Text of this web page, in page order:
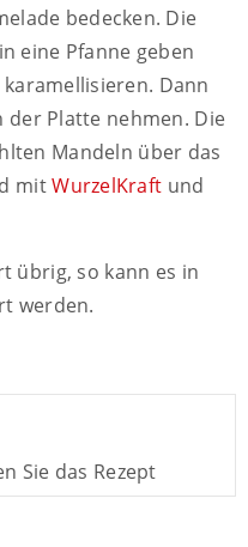
bedecken. Die
eine Pfanne geben
Dann
der Platte nehmen. Die
Mandeln über das
mitWurzelKraft und
übrig, so kann es in
werden.
Sie das Rezept